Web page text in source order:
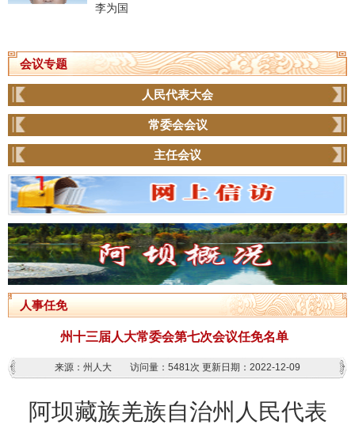
李为国
会议专题
人民代表大会
常委会会议
主任会议
人事任免
州十三届人大常委会第七次会议任免名单
来源：州人大 访问量： 5481次 更新日期：2022-12-09
阿坝藏族羌族自治州人民代表